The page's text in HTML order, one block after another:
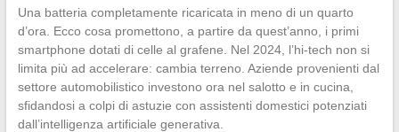
Una batteria completamente ricaricata in meno di un quarto
d’ora. Ecco cosa promettono, a partire da quest’anno, i primi
smartphone dotati di celle al grafene. Nel 2024, l’hi-tech non si
limita più ad accelerare: cambia terreno. Aziende provenienti dal
settore automobilistico investono ora nel salotto e in cucina,
sfidandosi a colpi di astuzie con assistenti domestici potenziati
dall’intelligenza artificiale generativa.